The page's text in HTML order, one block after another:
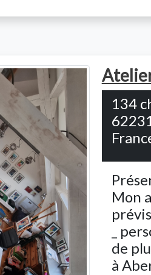
134
Mon
_
de
à